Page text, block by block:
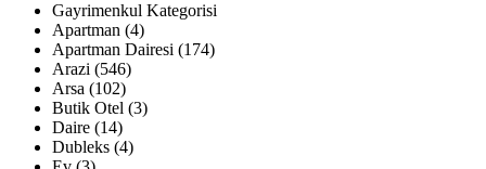
Gayrimenkul Kategorisi
Apartman (4)
Apartman Dairesi (174)
Arazi (546)
Arsa (102)
Butik Otel (3)
Daire (14)
Dubleks (4)